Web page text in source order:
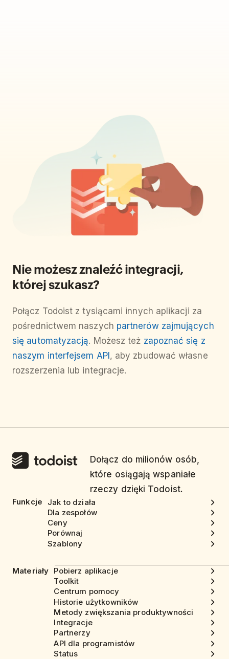
Nie możesz znaleźć integracji,
której szukasz?
Połącz Todoist z tysiącami innych aplikacji za
pośrednictwem naszych partnerów zajmujących
się automatyzacją. Możesz też zapoznać się z
naszym interfejsem API , aby zbudować własne
rozszerzenia lub integracje.
Dołącz do milionów osób,
które osiągają wspaniałe
rzeczy dzięki Todoist.
Funkcje
Jak to działa
Dla zespołów
Ceny
Porównaj
Szablony
Materiały Pobierz aplikacje
Toolkit
Centrum pomocy
Historie użytkowników
Metody zwiększania produktywności
Integracje
Partnerzy
API dla programistów
Status